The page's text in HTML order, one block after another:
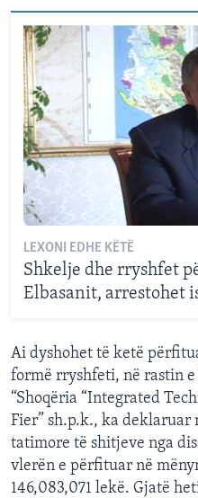
LEXONI EDHE KËTË
Shkelje dhe rryshfet
Elbasanit, arrestohet
Ai dyshohet të ketë
formë rryshfeti, në rastin
“Shoqëria “Integrated
Fier” sh.p.k., ka
tatimore të shitjeve nga
vlerën e përfituar në
146,083,071 lekë. Gjatë